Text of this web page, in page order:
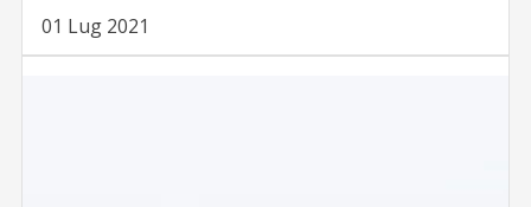
01 Lug 2021